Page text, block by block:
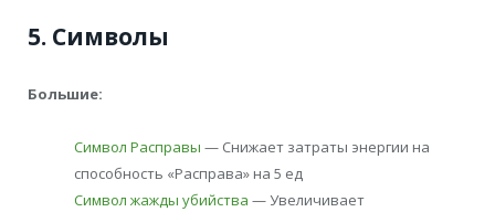
5. Символы
Большие:
Символ Расправы — Снижает затраты энергии на
способность «Расправа» на 5 ед
Символ жажды убийства — Увеличивает